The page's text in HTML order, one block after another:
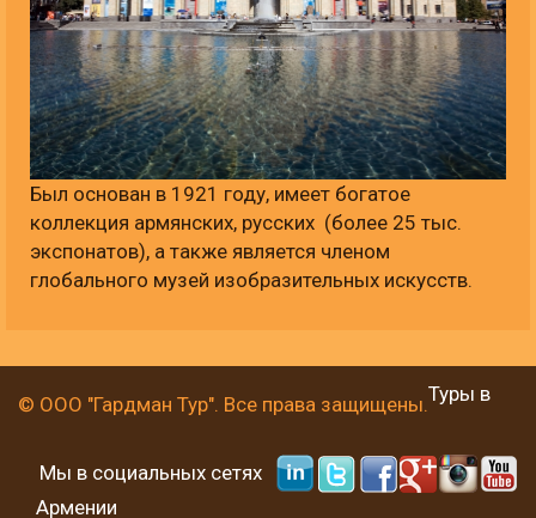
Был основан в 1921 году, имеет богатое
коллекция армянских, русских (более 25 тыс.
экспонатов), а также является членом
глобального музей изобразительных искусств.
© ООО "Гардман Тур". Все права защищены.
Мы в социальных сетях
Туры в
Армении